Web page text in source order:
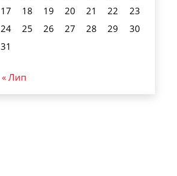
17
18 19 20 21 22
23
24
25 26 27 28 29
30
31
« Лип